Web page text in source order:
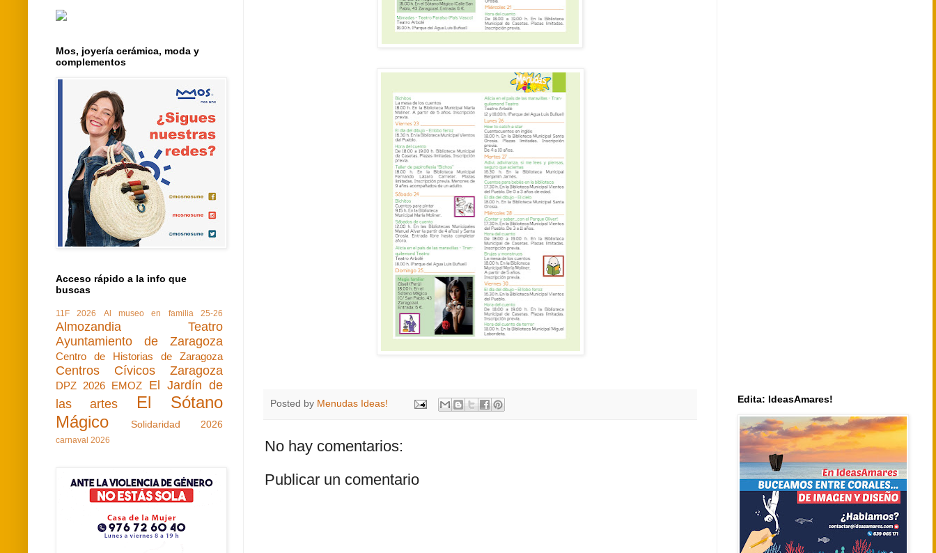
Posted by Menudas Ideas!
No hay comentarios:
Publicar un comentario
Mos, joyería cerámica, moda y
complementos
Acceso rápido a la info que
buscas
11F 2026 Al museo en familia 25-26
Almozandia Teatro
Ayuntamiento de Zaragoza
Centro de Historias de Zaragoza
Centros Cívicos Zaragoza
DPZ 2026 EMOZ
El Jardín de
las artes
El Sótano
Mágico
Solidaridad 2026
carnaval 2026
Edita: IdeasAmares!